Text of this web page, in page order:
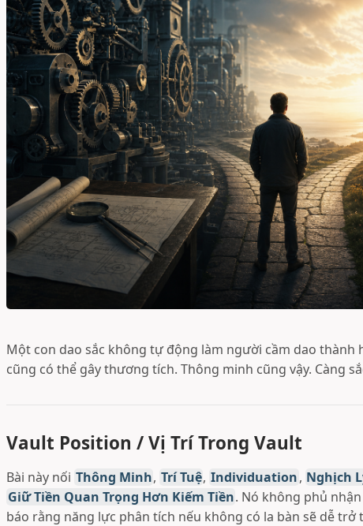
Một con dao sắc không tự động làm người cầm dao thành
cũng có thể gây thương tích. Thông minh cũng vậy. Càng
Vault Position / Vị Trí Trong Vault
Bài này nối Thông Minh, Trí Tuệ, Individuation, Nghịch
Giữ Tiền Quan Trọng Hơn Kiếm Tiền. Nó không phủ
báo rằng năng lực phân tích nếu không có la bàn sẽ dễ